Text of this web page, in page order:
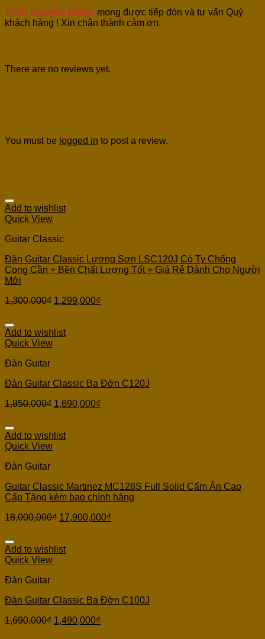
Thân Nguyễn Music mong được tiếp đón và tư vấn Quý
khách hàng ! Xin chân thành cảm ơn.
There are no reviews yet.
You must be logged in to post a review.
Add to wishlist
Quick View
Guitar Classic
Đàn Guitar Classic Lương Sơn LSC120J Có Ty Chống
Cong Cần + Bền Chất Lượng Tốt + Giá Rẻ Dành Cho Người
Mới
1,300,000₫ 1,299,000₫
Add to wishlist
Quick View
Đàn Guitar
Đàn Guitar Classic Ba Đờn C120J
1,850,000₫ 1,690,000₫
Add to wishlist
Quick View
Đàn Guitar
Guitar Classic Martinez MC128S Full Solid Cẩm Ấn Cao
Cấp Tặng kèm bao chính hãng
18,000,000₫ 17,900,000₫
Add to wishlist
Quick View
Đàn Guitar
Đàn Guitar Classic Ba Đờn C100J
1,690,000₫ 1,490,000₫